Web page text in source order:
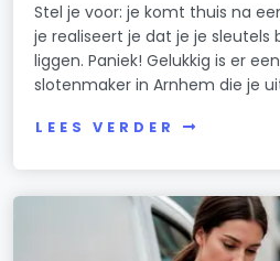
Stel je voor: je komt thuis na
je realiseert je dat je je sleutels
liggen. Paniek! Gelukkig is er
slotenmaker in Arnhem die je
LEES VERDER